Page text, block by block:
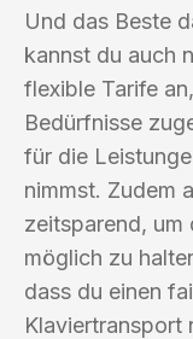
Und das Beste
kannst du auch
flexible Tarife
Bedürfnisse
für die
nimmst. Zudem
zeitsparend, um
möglich zu
dass du einen
Klaviertransport